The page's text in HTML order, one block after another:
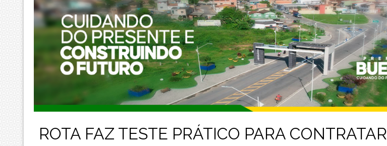
ROTA FAZ TESTE PRÁTICO PARA CONTRATAR